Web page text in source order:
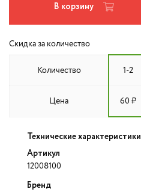
В корзину
Скидка за количество
Количество 1-2
Цена 60 ₽
Технические характеристики
Артикул
12008100
Бренд